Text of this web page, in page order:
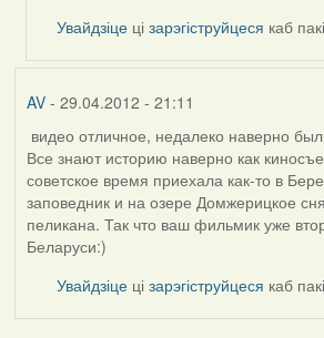
Ананім
Увайдзіце цізарэгіструйцеся каб
AV- 29.04.2012 - 21:11
видео отличное, недалеко наверно
Все знают историю наверно как
советское время приехала как-то в
заповедник и на озере Домжерицкое
пеликана. Так что ваш фильмик уже
Беларуси:)
Увайдзіце цізарэгіструйцеся каб